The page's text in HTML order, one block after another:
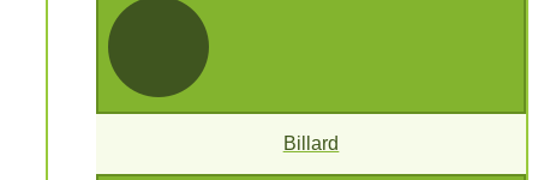
Billard